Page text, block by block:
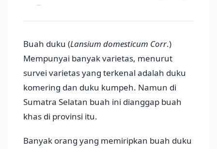
Buah duku (Lansium domesticum Corr.)
Mempunyai banyak varietas, menurut
survei varietas yang terkenal adalah duku
komering dan duku kumpeh. Namun di
Sumatra Selatan buah ini dianggap buah
khas di provinsi itu.
Banyak orang yang memiripkan buah duku